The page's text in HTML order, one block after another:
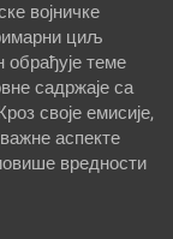
војничке
циљ
обрађује теме
садржаје са
своје емисије,
аспекте
вредности